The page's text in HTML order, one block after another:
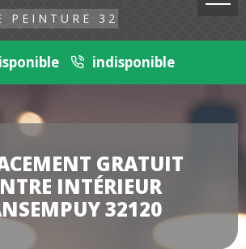
indisponible
GRATUIT
INTÉRIEUR
32120